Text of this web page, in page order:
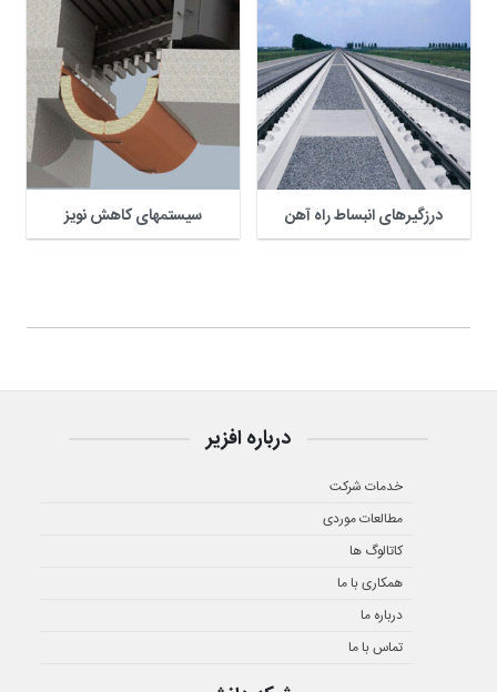
درزگیرهای انبساط راه آهن سیستمهای کاهش نویز
درباره افزیر
خدمات شرکت
مطالعات موردی
کاتالوگ ها
همکاری با ما
درباره ما
تماس با ما